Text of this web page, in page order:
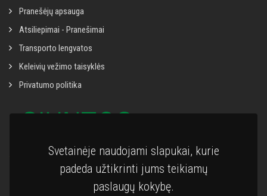
Svetainėje naudojami slapukai, kurie
padeda užtikrinti jums teikiamų
paslaugų kokybę.
Pranešėjų apsauga
Atsiliepimai - Pranešimai
Transporto lengvatos
Keleivių vežimo taisyklės
Privatumo politika